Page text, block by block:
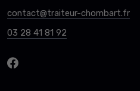
contact@traiteur-chombart.fr
03 28 41 81 92